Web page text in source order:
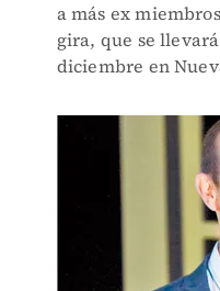
a más ex
gira, que se
diciembre en